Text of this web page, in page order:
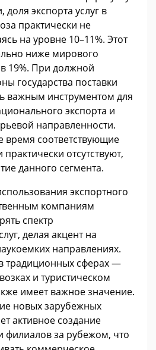
экспорта услуг в
практически не
на уровне 10–11%. Этот
ниже мирового
19%. При должной
государства поставки
важным инструментом для
экспорта и
направленности.
время соответствующие
отсутствуют,
данного сегмента.
экспортного
компаниям
спектр
делая акцент на
направлениях.
традиционных сферах —
и туристическом
имеет важное значение.
новых зарубежных
активное создание
филиалов за рубежом, что